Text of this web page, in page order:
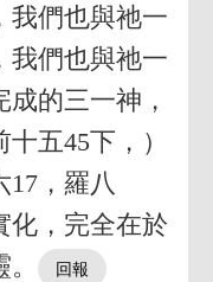
我們也與祂一
我們也與祂一
的三一神，
五45下，）
，羅八
化，完全在於